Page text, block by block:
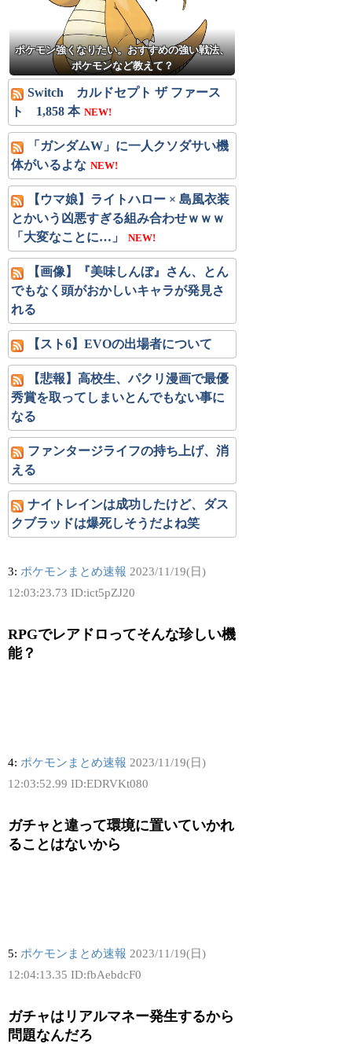
ポケモン強くなりたい。おすすめの強い戦法、
ポケモンなど教えて？
Switch カルドセプト ザ ファース
ト 1,858 本 NEW!
「ガンダムW」に一人クソダサい機
体がいるよな NEW!
【ウマ娘】ライトハロー × 島風衣装
とかいう凶悪すぎる組み合わせｗｗｗ
「大変なことに…」
NEW!
【画像】『美味しんぼ』さん、とん
でもなく頭がおかしいキャラが発見さ
れる
【スト6】EVOの出場者について
【悲報】高校生、パクリ漫画で最優
秀賞を取ってしまいとんでもない事に
なる
ファンタージライフの持ち上げ、消
える
ナイトレインは成功したけど、ダス
クブラッドは爆死しそうだよね笑
3: ポケモンまとめ速報 2023/11/19(日)
12:03:23.73 ID:ict5pZJ20
RPGでレアドロってそんな珍しい機
能？
4: ポケモンまとめ速報 2023/11/19(日)
12:03:52.99 ID:EDRVKt080
ガチャと違って環境に置いていかれ
ることはないから
5: ポケモンまとめ速報 2023/11/19(日)
12:04:13.35 ID:fbAebdcF0
ガチャはリアルマネー発生するから
問題なんだろ